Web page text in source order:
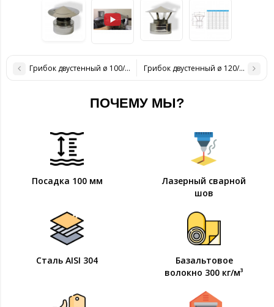
Грибок двустенный ø 100/160 н/н 0,6 ммГрибок двустенный ø 120/180 н/н
ПОЧЕМУ МЫ?
Посадка 100 мм
Лазерный сварной
шов
Сталь AISI 304
Базальтовое
волокно 300 кг/м³